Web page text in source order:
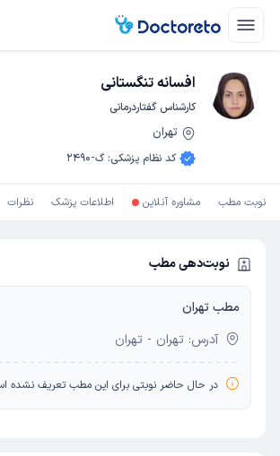
افسانه تنگستانی
کارشناس گفتاردرمانی
تهران
کد نظام پزشکی:گ-2490
نوبت مطب مشاوره آنلاین اطلاعات پزشک نظرات
نوبت‌دهی مطب
مطب تهران
آدرس: تهران - تهران
در حال حاضر نوبتی برای این مطب تعریف نشده